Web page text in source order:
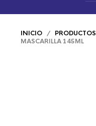
INICIO / PRODUCTOS
MASCARILLA 145ML